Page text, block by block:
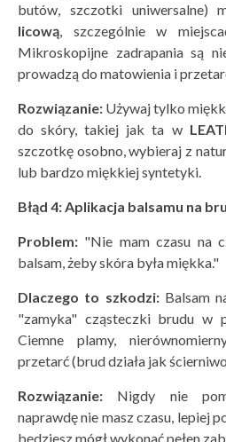
butów, szczotki uniwersalne)
licową, szczególnie w
Mikroskopijne zadrapania są
prowadzą do matowienia i
Rozwiązanie: Używaj tylko
do skóry, takiej jak ta w
szczotkę osobno, wybieraj z
lub bardzo miękkiej syntetyki.
Błąd 4: Aplikacja balsamu na
Problem: "Nie mam czasu na
balsam, żeby skóra była miękka."
Dlaczego to szkodzi:Balsam
"zamyka" cząsteczki brudu w
Ciemne plamy,
przetarć (brud działa jak
Rozwiązanie: Nigdy nie
naprawdę nie masz czasu, lepiej
będziesz mógł wykonać pełen